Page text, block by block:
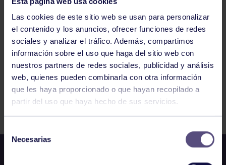
Las cookies de este sitio web se usan para personalizar
el contenido y los anuncios, ofrecer funciones de redes
sociales y analizar el tráfico. Además, compartimos
información sobre el uso que haga del sitio web con
nuestros partners de redes sociales, publicidad y análisis
web, quienes pueden combinarla con otra información
que les haya proporcionado o que hayan recopilado a
partir del uso que haya hecho de sus servicios.
Necesarias
CALDERÓN – RGCC MASCULINO
175 176 177 178 179 180 181
182 183 184 185 186